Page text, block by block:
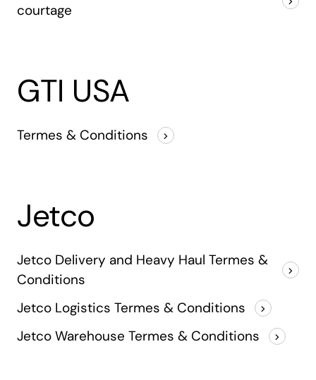
courtage
GTI USA
Termes & Conditions
Jetco
Jetco Delivery and Heavy Haul Termes &
Conditions
Jetco Logistics Termes & Conditions
Jetco Warehouse Termes & Conditions